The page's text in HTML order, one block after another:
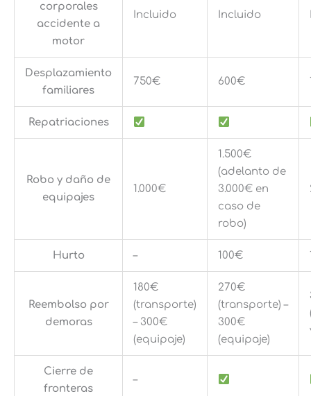
corporales
accidente a
motor
Incluido Incluido
Desplazamiento
familiares
750€ 600€
Repatriaciones
Robo y daño de
equipajes
1.000€
1.500€
(adelanto de
3.000€ en
caso de
robo)
Hurto – 100€
Reembolso por
demoras
180€
(transporte)
– 300€
(equipaje)
270€
(transporte) –
300€
(equipaje)
Cierre de
fronteras
–